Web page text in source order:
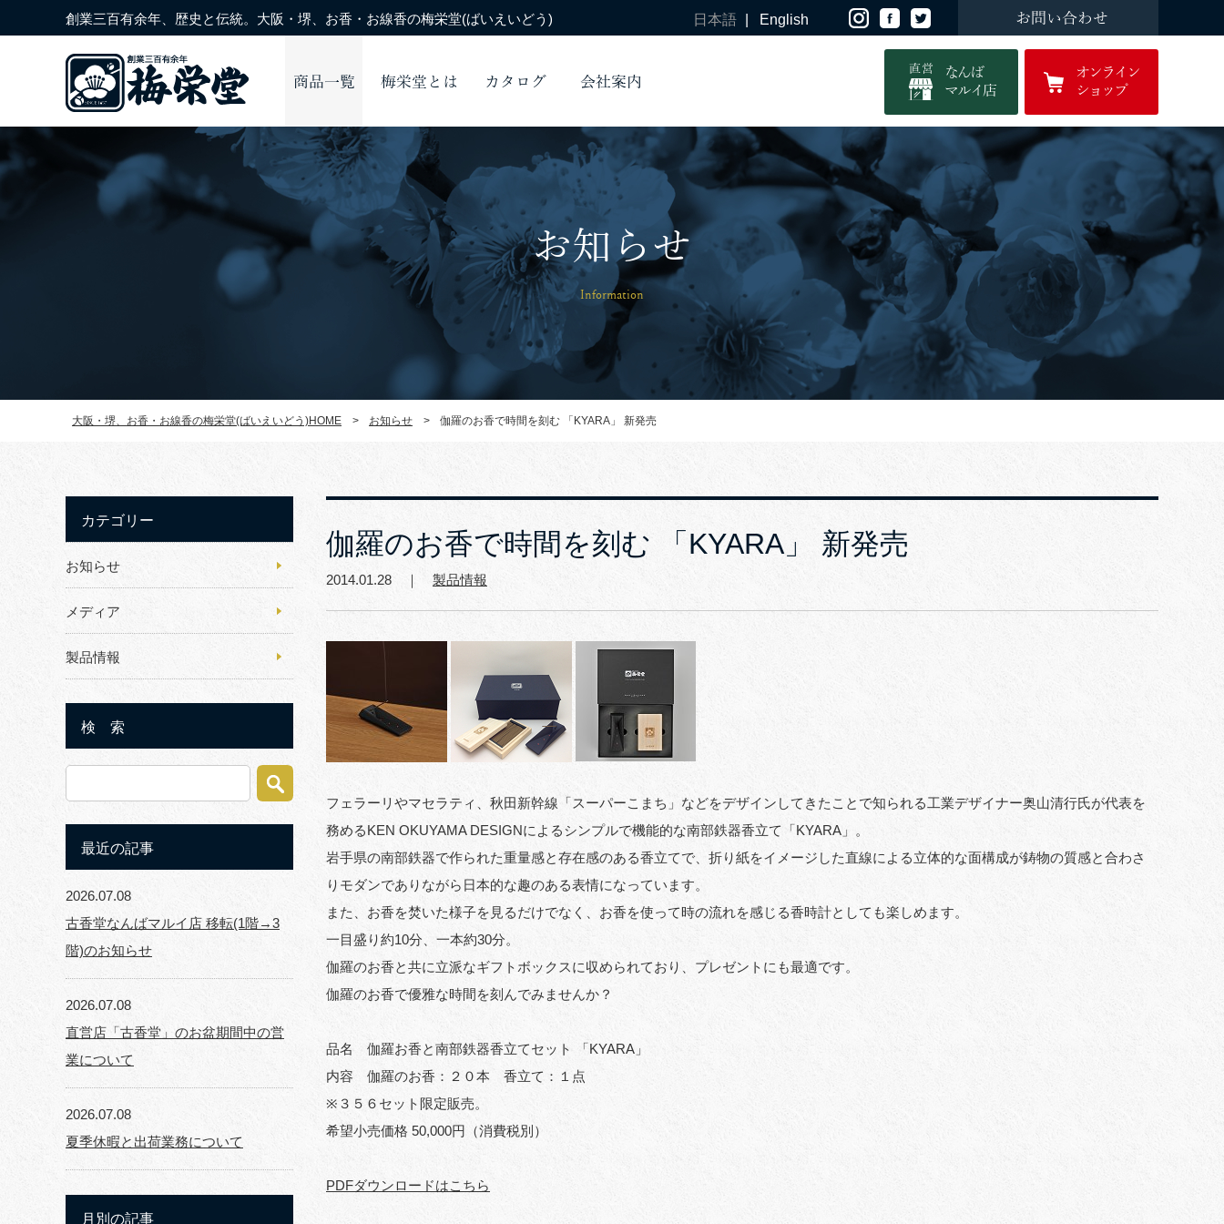
創業三百有余年、歴史と伝統。大阪・堺、お香・お線香の梅栄堂(ばいえいどう) 日本語 English お問い合わせ
商品一覧 梅栄堂とは カタログ 会社案内
オンライン
ショップ
直営
なんば
マルイ店
お知らせ
Information
大阪・堺、お香・お線香の梅栄堂(ばいえいどう)HOME > お知らせ > 伽羅のお香で時間を刻む 「KYARA」 新発売
伽羅のお香で時間を刻む 「KYARA」 新発売
2014.01.28 ｜ 製品情報
フェラーリやマセラティ、秋田新幹線「スーパーこまち」などをデザインしてきたことで知られる工業デザイナー奥山清行氏が代表を
務めるKEN OKUYAMA DESIGNによるシンプルで機能的な南部鉄器香立て「KYARA」。
岩手県の南部鉄器で作られた重量感と存在感のある香立てで、折り紙をイメージした直線による立体的な面構成が鋳物の質感と合わさ
りモダンでありながら日本的な趣のある表情になっています。
また、お香を焚いた様子を見るだけでなく、お香を使って時の流れを感じる香時計としても楽しめます。
一目盛り約10分、一本約30分。
伽羅のお香と共に立派なギフトボックスに収められており、プレゼントにも最適です。
伽羅のお香で優雅な時間を刻んでみませんか？
品名 伽羅お香と南部鉄器香立てセット 「KYARA」
内容 伽羅のお香：２０本 香立て：１点
※３５６セット限定販売。
希望小売価格 50,000円（消費税別）
PDFダウンロードはこちら
カテゴリー
お知らせ
メディア
製品情報
検 索
最近の記事
2026.07.08
古香堂なんばマルイ店 移転(1階→3
階)のお知らせ
2026.07.08
直営店「古香堂」のお盆期間中の営
業について
2026.07.08
夏季休暇と出荷業務について
月別の記事